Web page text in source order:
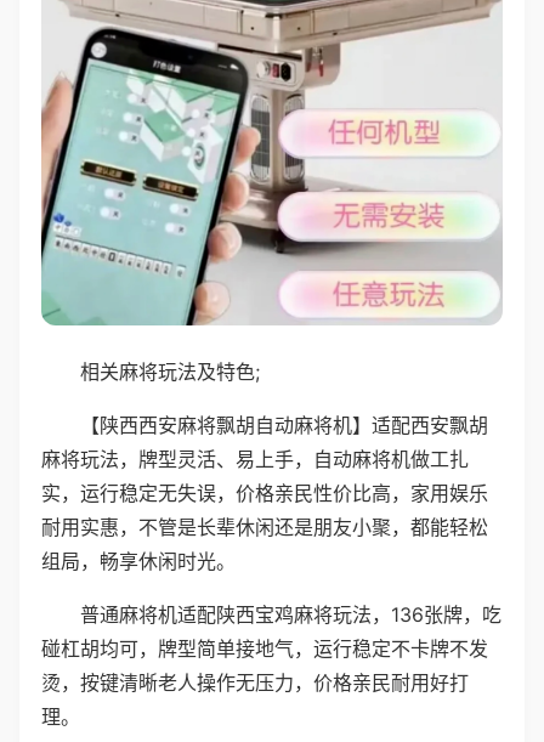
相关麻将玩法及特色;
【陕西西安麻将飘胡自动麻将机】适配西安飘胡
麻将玩法，牌型灵活、易上手，自动麻将机做工扎
实，运行稳定无失误，价格亲民性价比高，家用娱乐
耐用实惠，不管是长辈休闲还是朋友小聚，都能轻松
组局，畅享休闲时光。
普通麻将机适配陕西宝鸡麻将玩法，136张牌，吃
碰杠胡均可，牌型简单接地气，运行稳定不卡牌不发
烫，按键清晰老人操作无压力，价格亲民耐用好打
理。